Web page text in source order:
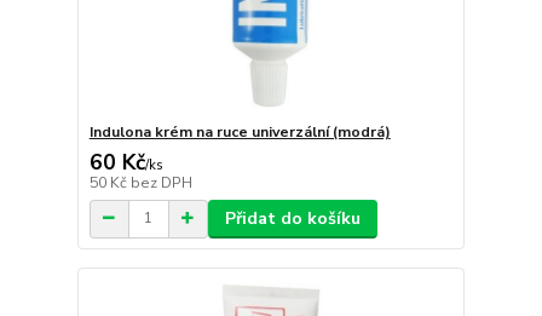
Indulona krém na ruce univerzální (modrá)
60 Kč/ks
50 Kč bez DPH
Přidat do košíku